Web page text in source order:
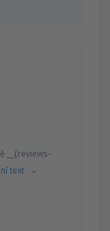
__{reviews-
text